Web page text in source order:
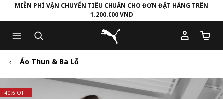
to
Main
content
to
Footer
Content
MIỄN PHÍ VẬN CHUYỂN TIÊU CHUẨN CHO ĐƠN ĐẶT HÀNG TRÊN
1.200.000 VND
Puma Trang chủ
Số
Áo Thun & Ba Lỗ
40% OFF